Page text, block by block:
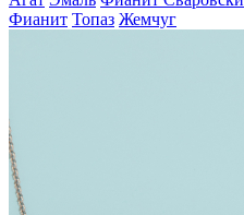
Фианит Топаз Жемчуг